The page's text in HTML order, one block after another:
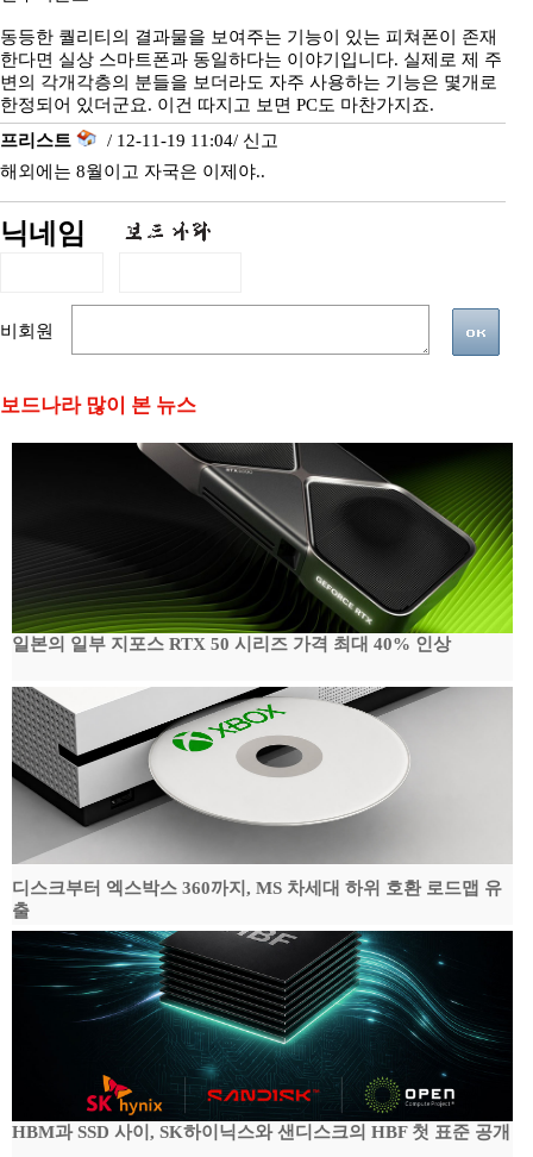
동등한 퀄리티의 결과물을 보여주는 기능이 있는 피쳐폰이 존재
한다면 실상 스마트폰과 동일하다는 이야기입니다. 실제로 제 주
변의 각개각층의 분들을 보더라도 자주 사용하는 기능은 몇개로
한정되어 있더군요. 이건 따지고 보면 PC도 마찬가지죠.
프리스트
/ 12-11-19 11:04/ 신고
해외에는 8월이고 자국은 이제야..
닉네임
비회원
보드나라 많이 본 뉴스
일본의 일부 지포스 RTX 50 시리즈 가격 최대 40% 인상
디스크부터 엑스박스 360까지, MS 차세대 하위 호환 로드맵 유
출
HBM과 SSD 사이, SK하이닉스와 샌디스크의 HBF 첫 표준 공개